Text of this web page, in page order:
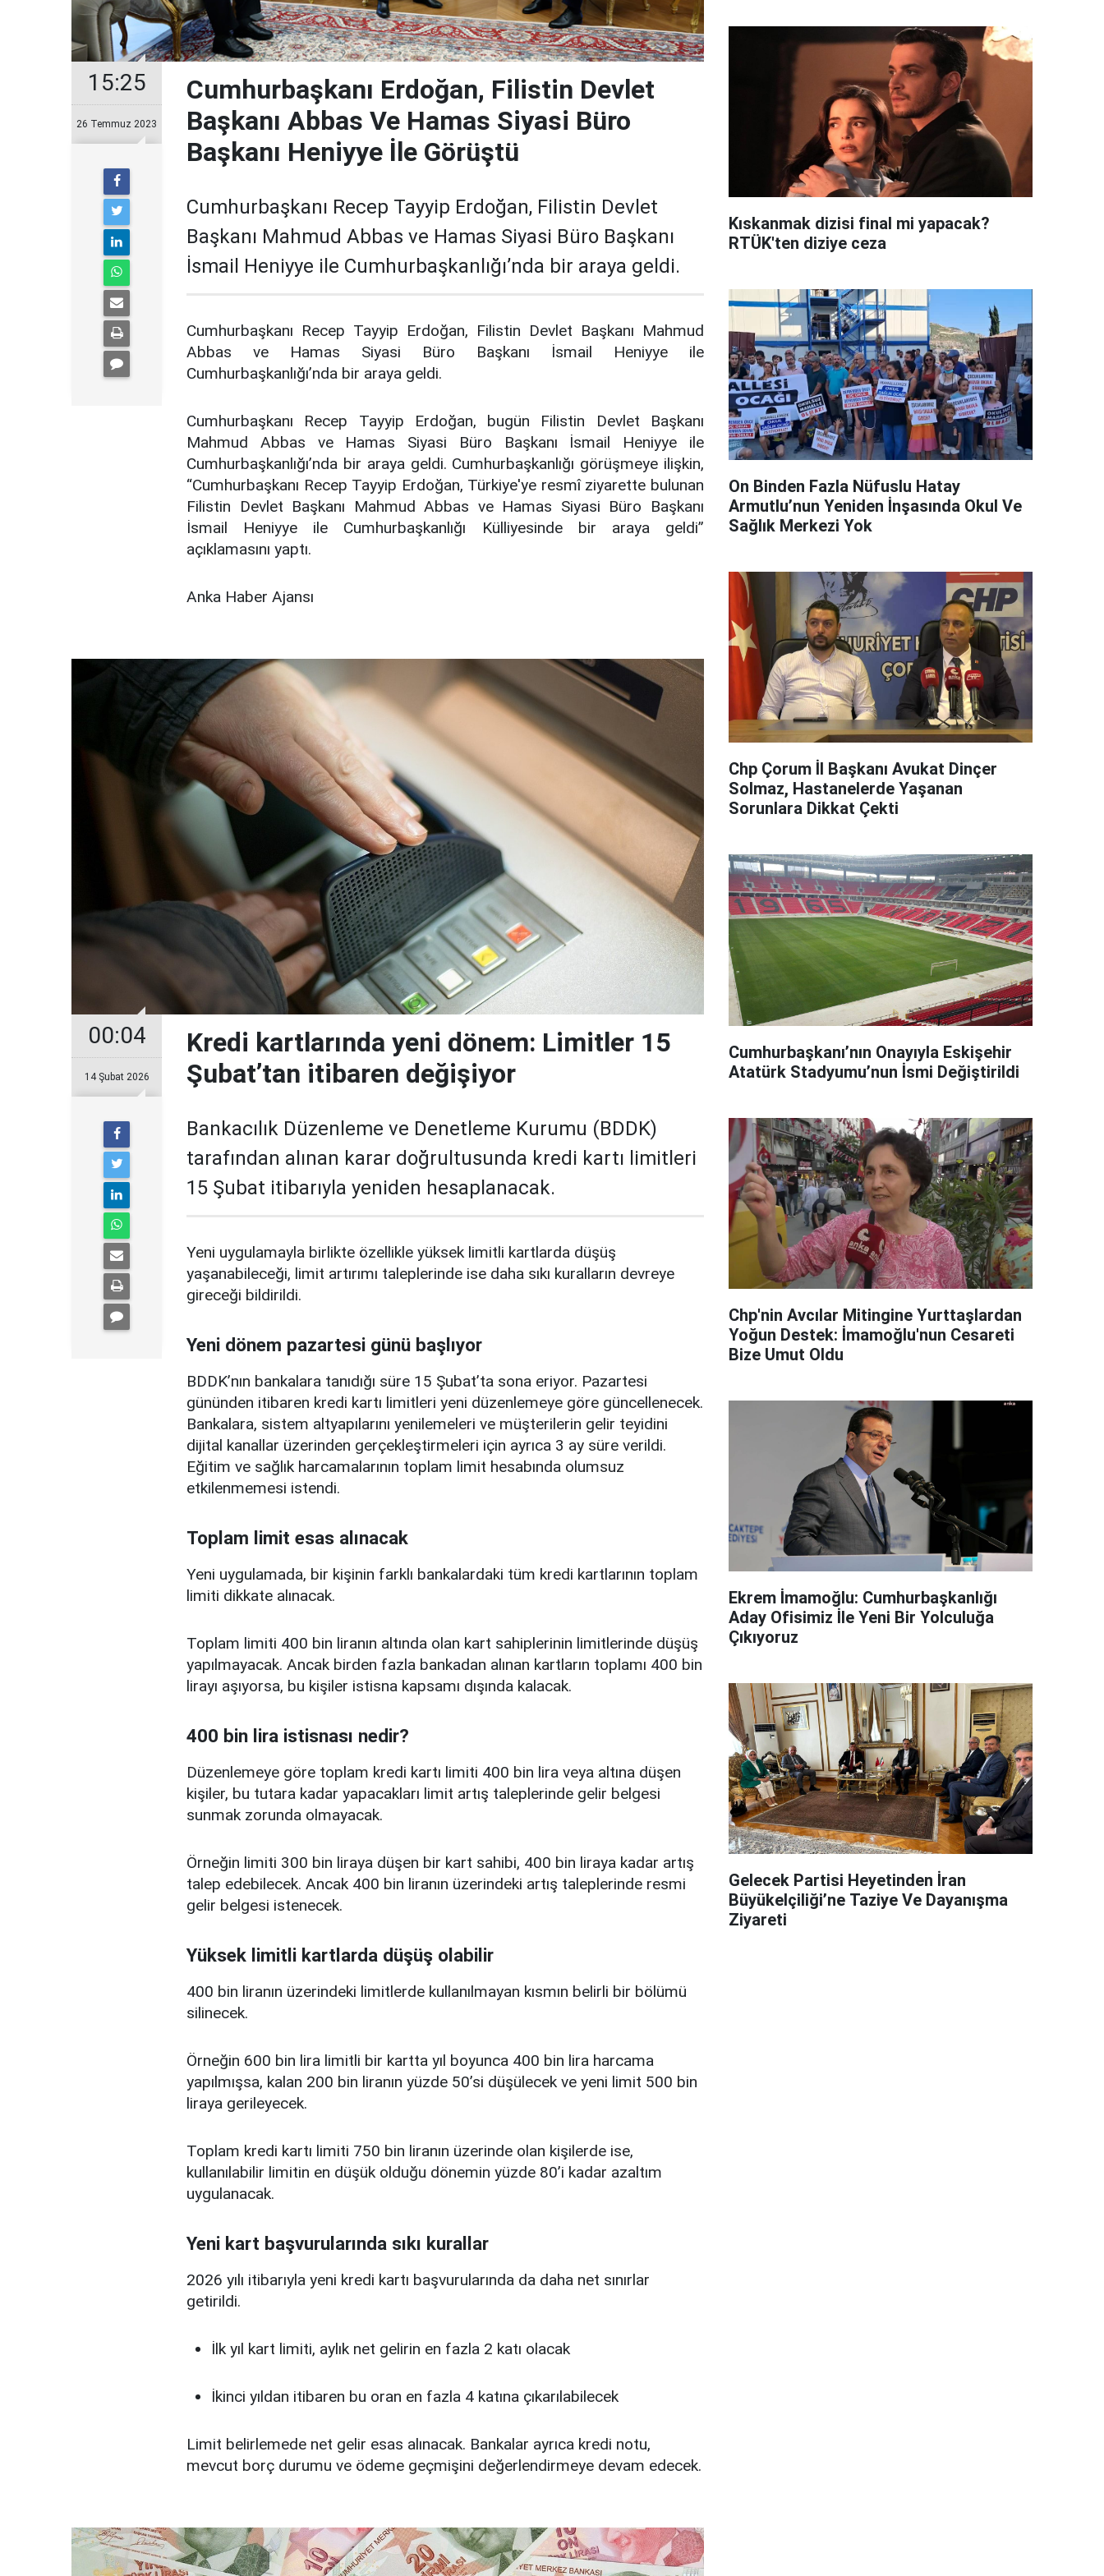
15:25
26 Temmuz 2023
Cumhurbaşkanı Erdoğan, Filistin Devlet
Başkanı Abbas Ve Hamas Siyasi Büro
Başkanı Heniyye İle Görüştü
Cumhurbaşkanı Recep Tayyip Erdoğan, Filistin Devlet
Başkanı Mahmud Abbas ve Hamas Siyasi Büro Başkanı
İsmail Heniyye ile Cumhurbaşkanlığı’nda bir araya geldi.
Cumhurbaşkanı Recep Tayyip Erdoğan, Filistin Devlet Başkanı Mahmud
Abbas ve Hamas Siyasi Büro Başkanı İsmail Heniyye ile
Cumhurbaşkanlığı’nda bir araya geldi.
Cumhurbaşkanı Recep Tayyip Erdoğan, bugün Filistin Devlet Başkanı
Mahmud Abbas ve Hamas Siyasi Büro Başkanı İsmail Heniyye ile
Cumhurbaşkanlığı’nda bir araya geldi. Cumhurbaşkanlığı görüşmeye ilişkin,
“Cumhurbaşkanı Recep Tayyip Erdoğan, Türkiye'ye resmî ziyarette bulunan
Filistin Devlet Başkanı Mahmud Abbas ve Hamas Siyasi Büro Başkanı
İsmail Heniyye ile Cumhurbaşkanlığı Külliyesinde bir araya geldi”
açıklamasını yaptı.
Anka Haber Ajansı
00:04
14 Şubat 2026
Kredi kartlarında yeni dönem: Limitler 15
Şubat’tan itibaren değişiyor
Bankacılık Düzenleme ve Denetleme Kurumu (BDDK)
tarafından alınan karar doğrultusunda kredi kartı limitleri
15 Şubat itibarıyla yeniden hesaplanacak.
Yeni uygulamayla birlikte özellikle yüksek limitli kartlarda düşüş
yaşanabileceği, limit artırımı taleplerinde ise daha sıkı kuralların devreye
gireceği bildirildi.
Yeni dönem pazartesi günü başlıyor
BDDK’nın bankalara tanıdığı süre 15 Şubat’ta sona eriyor. Pazartesi
gününden itibaren kredi kartı limitleri yeni düzenlemeye göre güncellenecek.
Bankalara, sistem altyapılarını yenilemeleri ve müşterilerin gelir teyidini
dijital kanallar üzerinden gerçekleştirmeleri için ayrıca 3 ay süre verildi.
Eğitim ve sağlık harcamalarının toplam limit hesabında olumsuz
etkilenmemesi istendi.
Toplam limit esas alınacak
Yeni uygulamada, bir kişinin farklı bankalardaki tüm kredi kartlarının toplam
limiti dikkate alınacak.
Toplam limiti 400 bin liranın altında olan kart sahiplerinin limitlerinde düşüş
yapılmayacak. Ancak birden fazla bankadan alınan kartların toplamı 400 bin
lirayı aşıyorsa, bu kişiler istisna kapsamı dışında kalacak.
400 bin lira istisnası nedir?
Düzenlemeye göre toplam kredi kartı limiti 400 bin lira veya altına düşen
kişiler, bu tutara kadar yapacakları limit artış taleplerinde gelir belgesi
sunmak zorunda olmayacak.
Örneğin limiti 300 bin liraya düşen bir kart sahibi, 400 bin liraya kadar artış
talep edebilecek. Ancak 400 bin liranın üzerindeki artış taleplerinde resmi
gelir belgesi istenecek.
Yüksek limitli kartlarda düşüş olabilir
400 bin liranın üzerindeki limitlerde kullanılmayan kısmın belirli bir bölümü
silinecek.
Örneğin 600 bin lira limitli bir kartta yıl boyunca 400 bin lira harcama
yapılmışsa, kalan 200 bin liranın yüzde 50’si düşülecek ve yeni limit 500 bin
liraya gerileyecek.
Toplam kredi kartı limiti 750 bin liranın üzerinde olan kişilerde ise,
kullanılabilir limitin en düşük olduğu dönemin yüzde 80’i kadar azaltım
uygulanacak.
Yeni kart başvurularında sıkı kurallar
2026 yılı itibarıyla yeni kredi kartı başvurularında da daha net sınırlar
getirildi.
İlk yıl kart limiti, aylık net gelirin en fazla 2 katı olacak
İkinci yıldan itibaren bu oran en fazla 4 katına çıkarılabilecek
Limit belirlemede net gelir esas alınacak. Bankalar ayrıca kredi notu,
mevcut borç durumu ve ödeme geçmişini değerlendirmeye devam edecek.
Kıskanmak dizisi final mi yapacak?
RTÜK'ten diziye ceza
On Binden Fazla Nüfuslu Hatay
Armutlu’nun Yeniden İnşasında Okul Ve
Sağlık Merkezi Yok
Chp Çorum İl Başkanı Avukat Dinçer
Solmaz, Hastanelerde Yaşanan
Sorunlara Dikkat Çekti
Cumhurbaşkanı’nın Onayıyla Eskişehir
Atatürk Stadyumu’nun İsmi Değiştirildi
Chp'nin Avcılar Mitingine Yurttaşlardan
Yoğun Destek: İmamoğlu'nun Cesareti
Bize Umut Oldu
Ekrem İmamoğlu: Cumhurbaşkanlığı
Aday Ofisimiz İle Yeni Bir Yolculuğa
Çıkıyoruz
Gelecek Partisi Heyetinden İran
Büyükelçiliği’ne Taziye Ve Dayanışma
Ziyareti